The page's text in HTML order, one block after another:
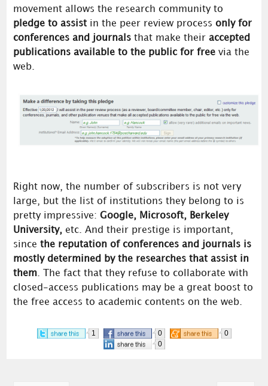
movement allows the research community to
pledge to assistin the peer review process only for
conferences and journalsthat make their accepted
publications available to the public for free via the
web.
Right now, the number of subscribers is not very
large, but the list of institutions they belong to is
pretty impressive: Google, Microsoft, Berkeley
University,etc. And their prestige is important,
since the reputation of conferences and journals is
mostly determined by the researches that assist in
them. The fact that they refuse to collaborate with
closed-access publications may be a great boost to
the free access to academic contents on the web.
1 0
0
0